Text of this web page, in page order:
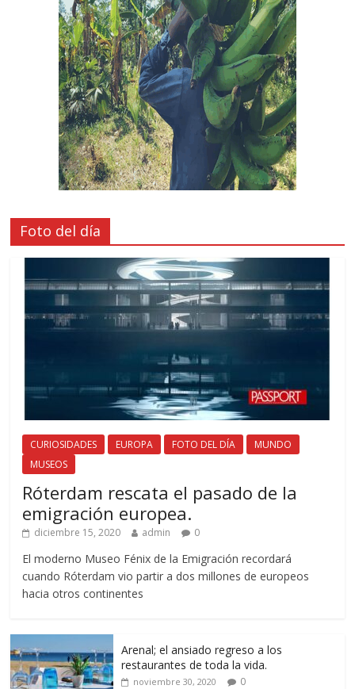
Foto del día
CURIOSIDADES EUROPA FOTO DEL DÍA
MUNDO
MUSEOS
Róterdam rescata el pasado de la
emigración europea.
diciembre 15, 2020 admin 0
El moderno Museo Fénix de la Emigración recordará
cuando Róterdam vio partir a dos millones de europeos
hacia otros continentes
Arenal; el ansiado regreso a los
restaurantes de toda la vida.
noviembre 30, 2020 0